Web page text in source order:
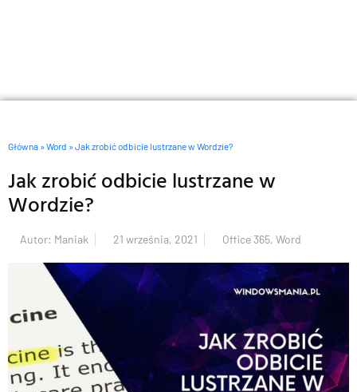
Główna »Word »Jak zrobić odbicie lustrzane w Wordzie?
Jak zrobić odbicie lustrzane w
Wordzie?
Autor: Maniak 21 września, 2021 Office 365, Word